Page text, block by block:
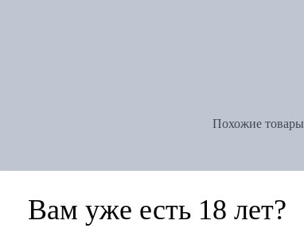
Похожие товары
Вам уже есть 18 лет?